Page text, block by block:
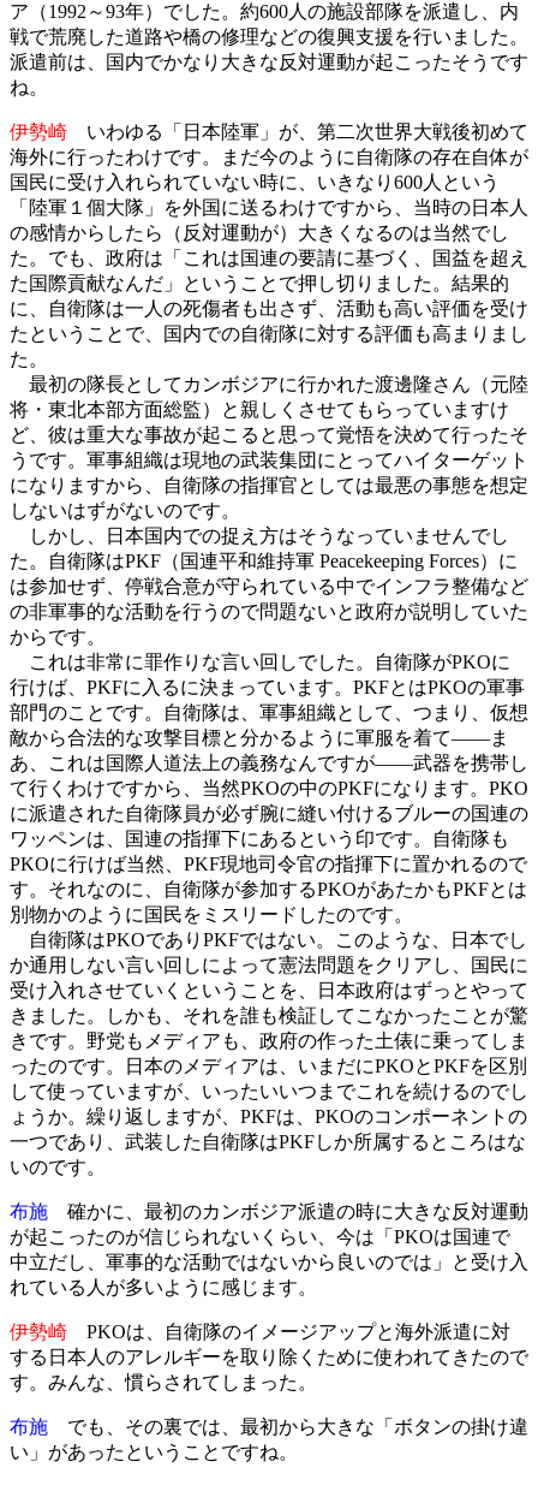
ア（1992～93年）でした。約600人の施設部隊を派遣し、内
戦で荒廃した道路や橋の修理などの復興支援を行いました。
派遣前は、国内でかなり大きな反対運動が起こったそうです
ね。
伊勢崎 いわゆる「日本陸軍」が、第二次世界大戦後初めて
海外に行ったわけです。まだ今のように自衛隊の存在自体が
国民に受け入れられていない時に、いきなり600人という
「陸軍１個大隊」を外国に送るわけですから、当時の日本人
の感情からしたら（反対運動が）大きくなるのは当然でし
た。でも、政府は「これは国連の要請に基づく、国益を超え
た国際貢献なんだ」ということで押し切りました。結果的
に、自衛隊は一人の死傷者も出さず、活動も高い評価を受け
たということで、国内での自衛隊に対する評価も高まりまし
た。
最初の隊長としてカンボジアに行かれた渡邊隆さん（元陸
将・東北本部方面総監）と親しくさせてもらっていますけ
ど、彼は重大な事故が起こると思って覚悟を決めて行ったそ
うです。軍事組織は現地の武装集団にとってハイターゲット
になりますから、自衛隊の指揮官としては最悪の事態を想定
しないはずがないのです。
しかし、日本国内での捉え方はそうなっていませんでし
た。自衛隊はPKF（国連平和維持軍 Peacekeeping Forces）に
は参加せず、停戦合意が守られている中でインフラ整備など
の非軍事的な活動を行うので問題ないと政府が説明していた
からです。
これは非常に罪作りな言い回しでした。自衛隊がPKOに
行けば、PKFに入るに決まっています。PKFとはPKOの軍事
部門のことです。自衛隊は、軍事組織として、つまり、仮想
敵から合法的な攻撃目標と分かるように軍服を着て――ま
あ、これは国際人道法 上の義務なんですが――武器を携帯し
て行くわけですから、当然PKOの中のPKFになります。PKO
に派遣された自衛隊員が必ず腕に縫い付けるブルーの国連の
ワッペンは、国連の指揮下にあるという印です。自衛隊も
PKOに行けば当然、PKF現地司令官の指揮下に置かれるので
す。それなのに、自衛隊が参加するPKOがあたかもPKFとは
別物かのように国民をミスリードしたのです。
自衛隊はPKOでありPKFではない。このような、日本でし
か通用しない言い回しによって憲法問題をクリアし、国民に
受け入れさせていくということを、日本政府はずっとやって
きました。しかも、それを誰も検証してこなかったことが驚
きです。野党もメディアも、政府の作った土俵に乗ってしま
ったのです。日本のメディアは、いまだにPKOとPKFを区別
して使っていますが、いったいいつまでこれを続けるのでし
ょうか。繰り返しますが、PKFは、PKOのコンポーネントの
一つであり、武装した自衛隊はPKFしか所属するところはな
いのです。
布施 確かに、最初のカンボジア派遣の時に大きな反対運動
が起こったのが信じられないくらい、今は「PKOは国連で
中立だし、軍事的な活動ではないから良いのでは」と受け入
れている人が多いように感じます。
伊勢崎 PKOは、自衛隊のイメージアップと海外派遣に対
する日本人のアレルギーを取り除くために使われてきたので
す。みんな、慣らされてしまった。
布施 でも、その裏では、最初から大きな「ボタンの掛け違
い」があったということですね。